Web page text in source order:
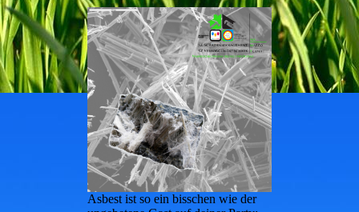
Asbest ist so ein bisschen wie der